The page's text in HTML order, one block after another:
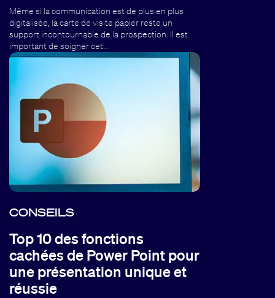
Même si la communication est de plus en plus
digitalisée, la carte de visite papier reste un
support incontournable de la prospection. Il est
important de soigner cet…
CONSEILS
Top 10 des fonctions
cachées de Power Point pour
une présentation unique et
réussie